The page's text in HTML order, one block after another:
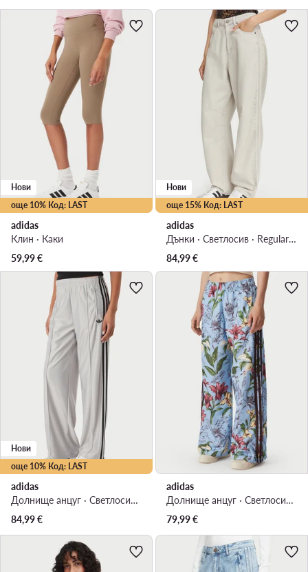
още 10% Код: LAST
Нови
adidas
Клин · Каки
59,99€
още 15% Код: LAST
Нови
adidas
Дънки · Светлосив · Regular Fit
84,99€
още 10% Код: LAST
Нови
adidas
Долнище анцуг · Светлосив · Regular Fit
84,99€
adidas
Долнище анцуг · Светлосин · Relaxed Fit
79,99€